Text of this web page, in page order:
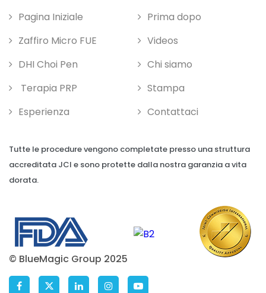
© BlueMagic Group 2025
Pagina Iniziale
Prima dopo
Zaffiro Micro FUE
Videos
DHI Choi Pen
Chi siamo
Terapia PRP
Stampa
Esperienza
Contattaci
Tutte le procedure vengono completate presso una struttura
accreditata JCI e sono protette dalla nostra garanzia a vita
dorata.